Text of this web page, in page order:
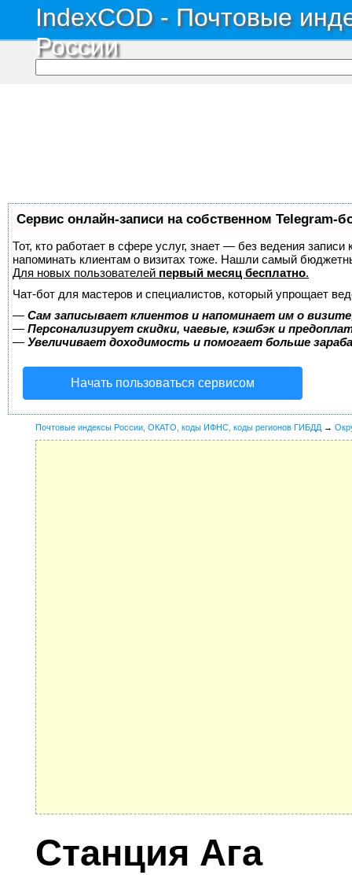
IndexCOD - Почтовые
России
Сервис онлайн-записи на собственном Telegram-
Тот, кто работает в сфере услуг, знает — без ведения
напоминать клиентам о визитах тоже. Нашли самый
Для новых пользователей первый месяц бесплатно.
Чат-бот для мастеров и специалистов, который упрощает
— Сам записывает клиентов и напоминает им о
— Персонализирует скидки, чаевые, кэшбэк и
— Увеличивает доходимость и помогает больше
Начать пользоваться сервисом
Почтовые индексы России, ОКАТО, коды ИФНС, коды регионов ГИБДД →
Станция Ага